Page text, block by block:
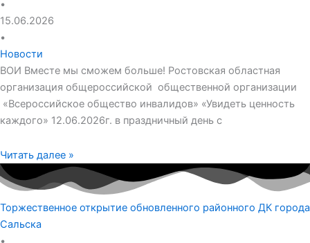
•
15.06.2026
•
Новости
ВОИ Вместе мы сможем больше! Ростовская областная
организация общероссийской общественной организации
«Всероссийское общество инвалидов» «Увидеть ценность
каждого» 12.06.2026г. в праздничный день с
Читать далее »
Торжественное открытие обновленного районного ДК города
Сальска